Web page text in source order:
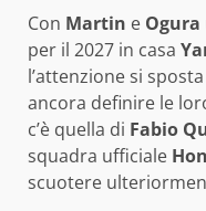
Con Martin e Ogura
per il 2027 in casa
l’attenzione si
ancora definire le
c’è quella di Fabio
squadra ufficiale
scuotere